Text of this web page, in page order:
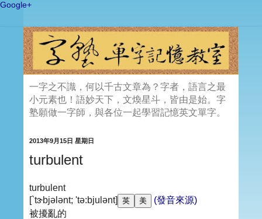
Google+
一字之不識，何以千古文章為？字者，語言之最
小元素也！語妙天下，文煥星斗，皆由是始。字
塾願做一字師，與各位一起學習記憶英文單字。
2013年9月15日 星期日
turbulent
turbulent
[`tɝbjələnt; 'tə:bjulənt]
(發音來源)
被擾亂的